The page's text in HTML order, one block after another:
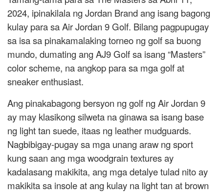
2024, ipinakilala ng Jordan Brand ang isang bagong
kulay para sa Air Jordan 9 Golf. Bilang pagpupugay
sa isa sa pinakamalaking torneo ng golf sa buong
mundo, dumating ang AJ9 Golf sa isang “Masters”
color scheme, na angkop para sa mga golf at
sneaker enthusiast.
Ang pinakabagong bersyon ng golf ng Air Jordan 9
ay may klasikong silweta na ginawa sa isang base
ng light tan suede, itaas ng leather mudguards.
Nagbibigay-pugay sa mga unang araw ng sport
kung saan ang mga woodgrain textures ay
kadalasang makikita, ang mga detalye tulad nito ay
makikita sa insole at ang kulay na light tan at brown